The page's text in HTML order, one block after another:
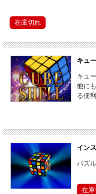
在庫切れ
キュ
キュ
他に
る便
イン
パズ
在